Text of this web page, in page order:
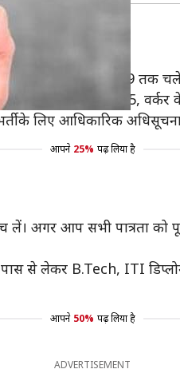
और 16 दिसंबर, 2019 तक
सिविल इंजीनियर के 15,
के लिए आधिकारिक अधिसूचना
आपने 25% पढ़ लिया है
अगर आप सभी पात्रता को
से लेकर B.Tech, ITI
आपने 50% पढ़ लिया है
ADVERTISEMENT